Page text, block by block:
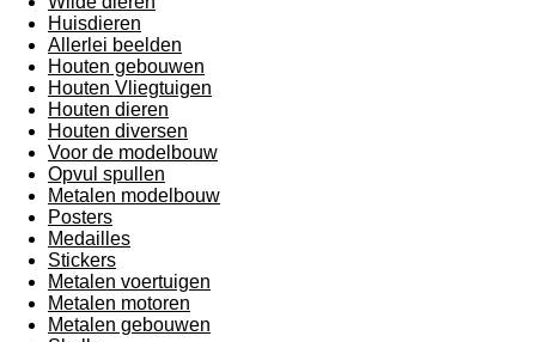
Huisdieren
Allerlei beelden
Houten gebouwen
Houten Vliegtuigen
Houten dieren
Houten diversen
Voor de modelbouw
Opvul spullen
Metalen modelbouw
Posters
Medailles
Stickers
Metalen voertuigen
Metalen motoren
Metalen gebouwen